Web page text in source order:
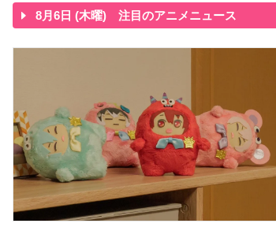
8月6日 (木曜) 注目のアニメニュース